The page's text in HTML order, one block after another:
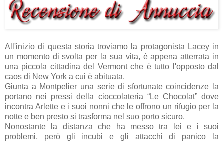
All'inizio di questa storia troviamo la protagonista Lacey in
un momento di svolta per la sua vita, è appena atterrata in
una piccola cittadina del Vermont che è tutto l'opposto dal
caos di New York a cui è abituata.
Giunta a Montpelier una serie di sfortunate coincidenze la
portano nei pressi della cioccolateria “Le Chocolat” dove
incontra Arlette e i suoi nonni che le offrono un rifugio per la
notte e ben presto si trasforma nel suo porto sicuro.
Nonostante la distanza che ha messo tra lei e i suoi
problemi, però gli incubi e gli attacchi di panico la